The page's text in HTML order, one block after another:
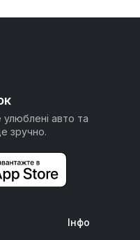
улюблені авто та
зручно.
Інфо